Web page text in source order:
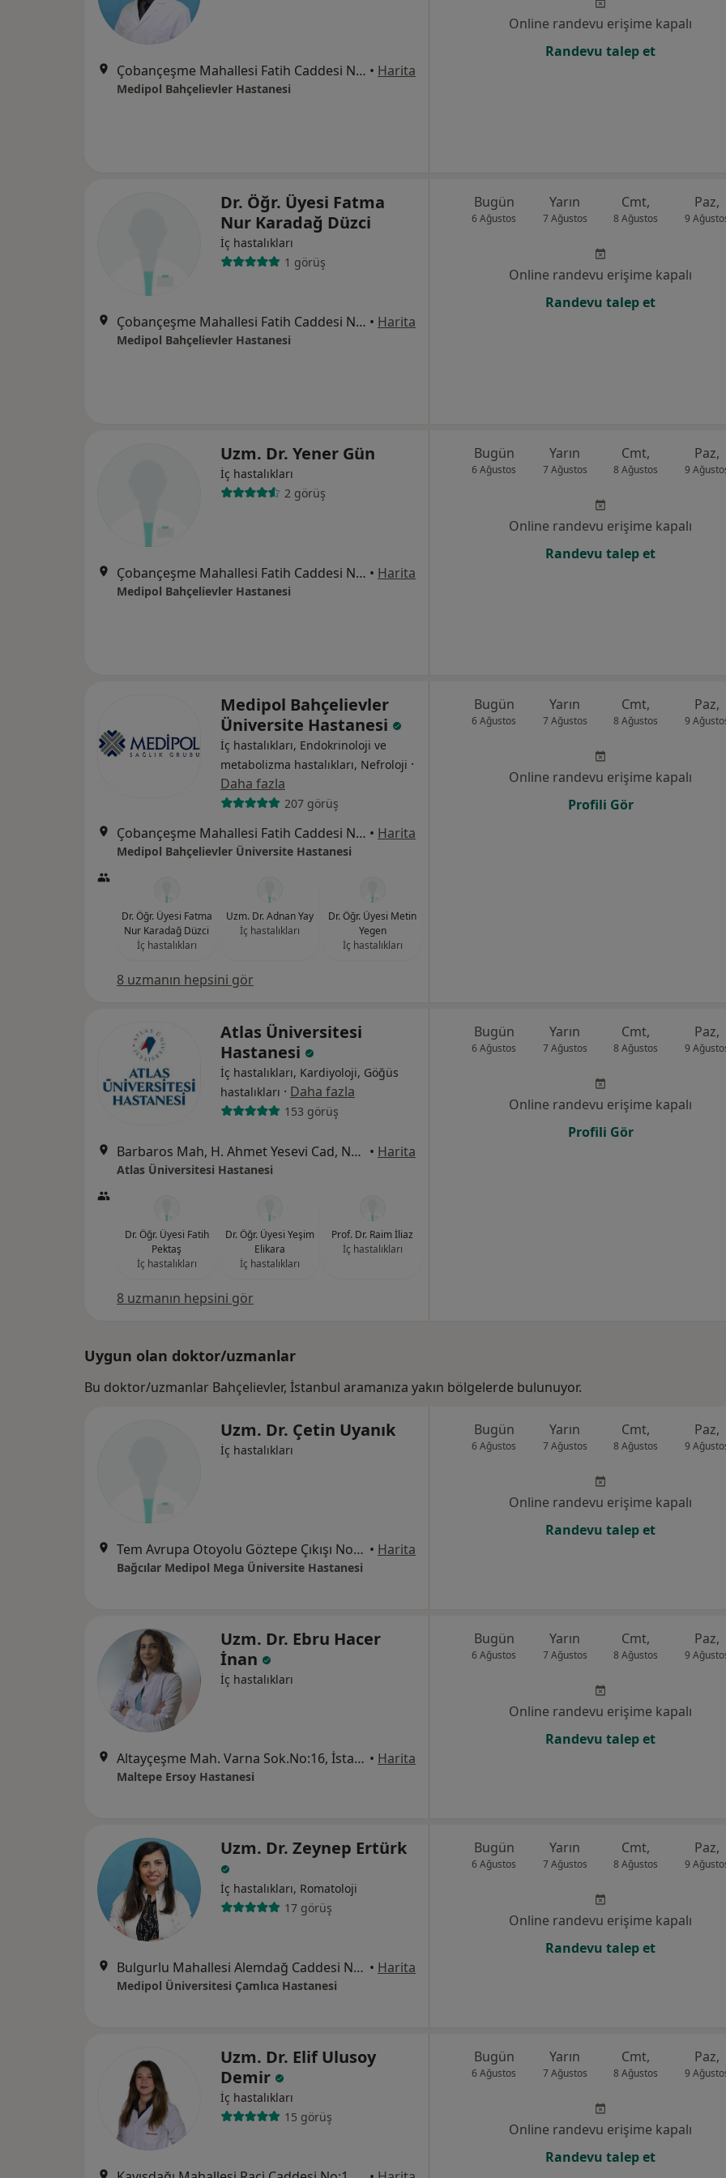
Çobançeşme Mahallesi Fatih Caddesi No:1/8, Bahçelievler • Harita
Medipol Bahçelievler Hastanesi
Online randevu erişime kapalı
Randevu talep et
Dr. Öğr. Üyesi Fatma
Nur Karadağ Düzci
İç hastalıkları
1 görüş
Çobançeşme Mahallesi Fatih Caddesi No:1/8, Bahçelievler • Harita
Medipol Bahçelievler Hastanesi
Bugün
6 Ağustos
Yarın
7 Ağustos
Cmt,
8 Ağustos
Paz,
9
Online randevu erişime kapalı
Randevu talep et
Uzm. Dr. Yener Gün
İç hastalıkları
2 görüş
Çobançeşme Mahallesi Fatih Caddesi No:1/8, Bahçelievler • Harita
Medipol Bahçelievler Hastanesi
Bugün
6 Ağustos
Yarın
7 Ağustos
Cmt,
8 Ağustos
Paz,
9
Online randevu erişime kapalı
Randevu talep et
Medipol Bahçelievler
Üniversite Hastanesi
İç hastalıkları, Endokrinoloji ve
metabolizma hastalıkları, Nefroloji ·
Daha fazla
207 görüş
Çobançeşme Mahallesi Fatih Caddesi No:1/8, Bahçelievler • Harita
Medipol Bahçelievler Üniversite Hastanesi
Dr. Öğr. Üyesi Fatma
Nur Karadağ Düzci
İç hastalıkları
Uzm. Dr. Adnan Yay
İç hastalıkları
Dr. Öğr. Üyesi Metin
Yegen
İç hastalıkları
8 uzmanın hepsini gör
Bugün
6 Ağustos
Yarın
7 Ağustos
Cmt,
8 Ağustos
Paz,
9
Online randevu erişime kapalı
Profili Gör
Atlas Üniversitesi
Hastanesi
İç hastalıkları, Kardiyoloji, Göğüs
hastalıkları · Daha fazla
153 görüş
Barbaros Mah, H. Ahmet Yesevi Cad, No: 149 Güneşli - Bağcılar / İstanbul, Bağcılar • Harita
Atlas Üniversitesi Hastanesi
Dr. Öğr. Üyesi Fatih
Pektaş
İç hastalıkları
Dr. Öğr. Üyesi Yeşim
Elikara
İç hastalıkları
Prof. Dr. Raim İliaz
İç hastalıkları
8 uzmanın hepsini gör
Bugün
6 Ağustos
Yarın
7 Ağustos
Cmt,
8 Ağustos
Paz,
9
Online randevu erişime kapalı
Profili Gör
Uygun olan doktor/uzmanlar
Bu doktor/uzmanlar Bahçelievler, İstanbul aramanıza yakın bölgelerde bulunuyor.
Uzm. Dr. Çetin Uyanık
İç hastalıkları
Tem Avrupa Otoyolu Göztepe Çıkışı No: 1Bağcılar, İstanbul • Harita
Bağcılar Medipol Mega Üniversite Hastanesi
Bugün
6 Ağustos
Yarın
7 Ağustos
Cmt,
8 Ağustos
Paz,
9
Online randevu erişime kapalı
Randevu talep et
Uzm. Dr. Ebru Hacer
İnan
İç hastalıkları
Altayçeşme Mah. Varna Sok.No:16, İstanbul • Harita
Maltepe Ersoy Hastanesi
Bugün
6 Ağustos
Yarın
7 Ağustos
Cmt,
8 Ağustos
Paz,
9
Online randevu erişime kapalı
Randevu talep et
Uzm. Dr. Zeynep Ertürk
İç hastalıkları, Romatoloji
17 görüş
Bulgurlu Mahallesi Alemdağ Caddesi No:100, Üsküdar • Harita
Medipol Üniversitesi Çamlıca Hastanesi
Bugün
6 Ağustos
Yarın
7 Ağustos
Cmt,
8 Ağustos
Paz,
9
Online randevu erişime kapalı
Randevu talep et
Uzm. Dr. Elif Ulusoy
Demir
İç hastalıkları
15 görüş
Bugün
6 Ağustos
Yarın
7 Ağustos
Cmt,
8 Ağustos
Paz,
9
Online randevu erişime kapalı
Randevu talep et